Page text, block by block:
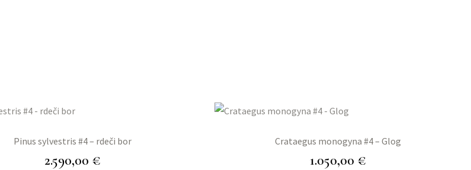
Pinus sylvestris #4 – rdeči bor
2.590,00€
Crataegus monogyna #4 – Glog
1.050,00€